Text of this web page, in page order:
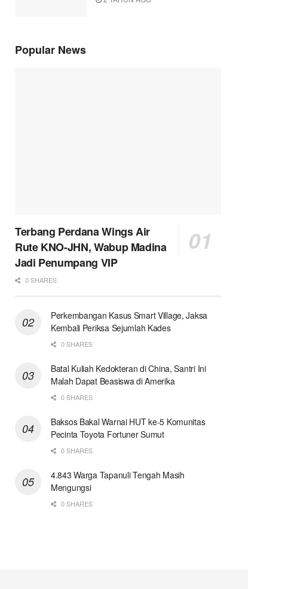
Popular News
Terbang Perdana Wings Air
Rute KNO-JHN, Wabup Madina
Jadi Penumpang VIP
0 SHARES
Perkembangan Kasus Smart Village, Jaksa
Kembali Periksa Sejumlah Kades
0 SHARES
Batal Kuliah Kedokteran di China, Santri Ini
Malah Dapat Beasiswa di Amerika
0 SHARES
Baksos Bakal Warnai HUT ke-5 Komunitas
Pecinta Toyota Fortuner Sumut
0 SHARES
4.843 Warga Tapanuli Tengah Masih
Mengungsi
0 SHARES